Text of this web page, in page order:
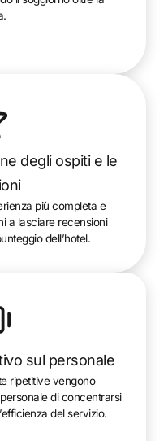
degli ospiti e le
più completa e
a lasciare recensioni
dell’hotel.
sul personale
ripetitive vengono
di concentrarsi
del servizio.